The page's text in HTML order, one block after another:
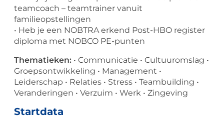
teamcoach – teamtrainer vanuit
familieopstellingen
• Heb je een NOBTRA erkend Post-HBO register
diploma met NOBCO PE-punten
Thematieken: • Communicatie • Cultuuromslag •
Groepsontwikkeling • Management •
Leiderschap • Relaties • Stress • Teambuilding •
Veranderingen • Verzuim • Werk • Zingeving
Startdata